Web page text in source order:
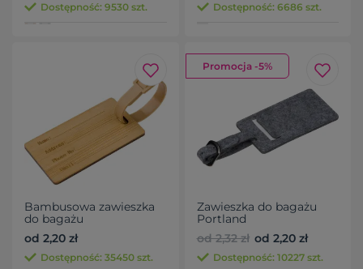
Dostępność: 9530 szt. Dostępność: 6686 szt.
Bambusowa zawieszka
do bagażu
od 2,20 zł
Dostępność: 35450 szt.
Promocja -5%
Zawieszka do bagażu
Portland
od 2,32 zł od 2,20 zł
Dostępność: 10227 szt.